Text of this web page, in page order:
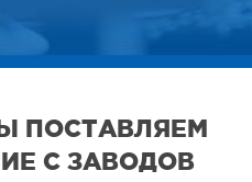
ПОСТАВЛЯЕМ
С ЗАВОДОВ